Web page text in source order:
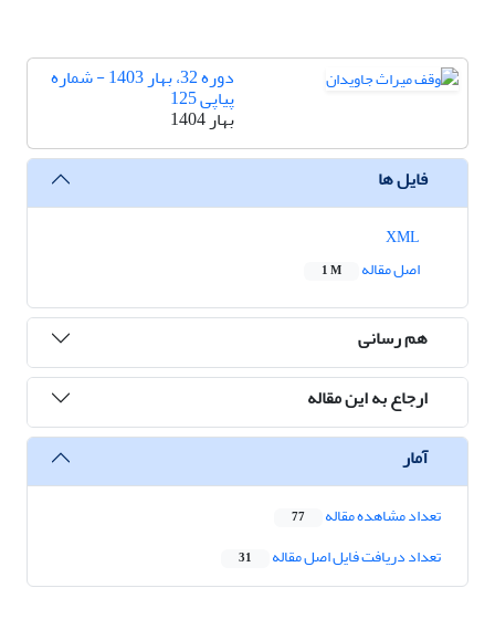
دوره 32، بهار 1403 - شماره
پیاپی 125
بهار 1404
فایل ها
اصل مقاله
1 M
هم رسانی
ارجاع به این مقاله
آمار
تعداد مشاهده مقاله 77
تعداد دریافت فایل اصل مقاله 31